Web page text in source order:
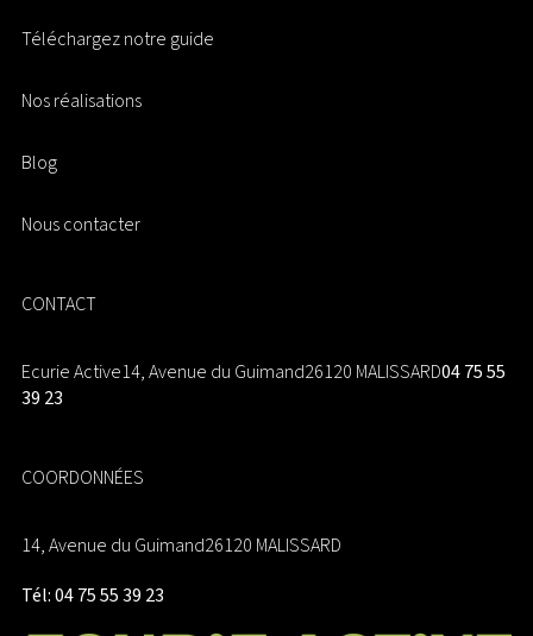
Téléchargez notre guide
Nos réalisations
Blog
Nous contacter
CONTACT
Ecurie Active14, Avenue du Guimand26120 MALISSARD04 75 55
39 23
COORDONNÉES
14, Avenue du Guimand26120 MALISSARD
Tél: 04 75 55 39 23